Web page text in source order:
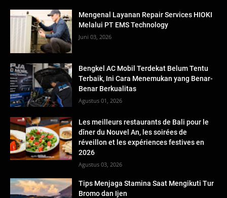
Mengenal Layanan Repair Services HIOKI
Melalui PT EMS Technology
Juni 03, 2026
Bengkel AC Mobil Terdekat Belum Tentu
Terbaik, Ini Cara Menemukan yang Benar-
Benar Berkualitas
Agustus 01, 2026
Les meilleurs restaurants de Bali pour le
dîner du Nouvel An, les soirées de
réveillon et les expériences festives en
2026
Agustus 03, 2026
Tips Menjaga Stamina Saat Mengikuti Tur
Bromo dan Ijen